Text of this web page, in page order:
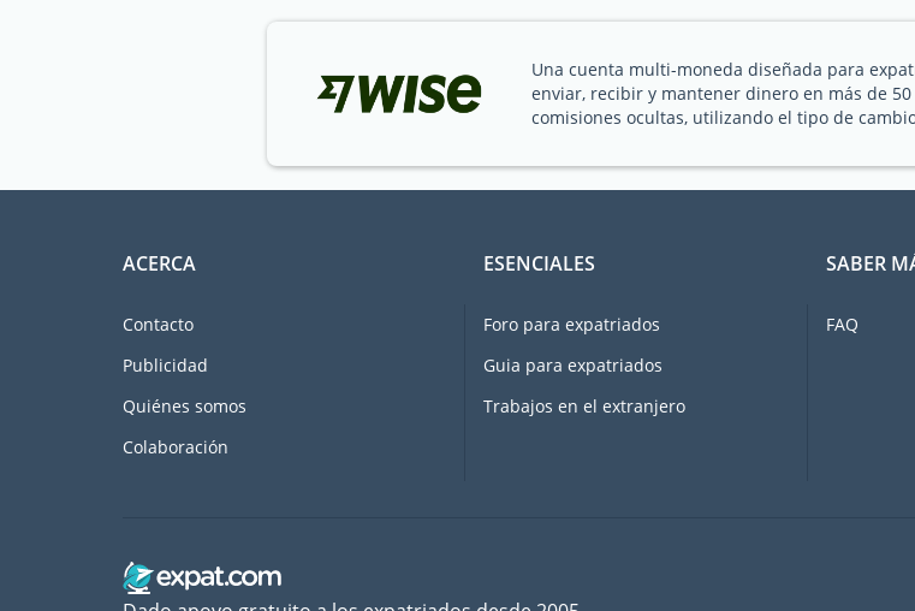
Una cuenta multi-moneda diseñada para
enviar, recibir y mantener dinero en más de
comisiones ocultas, utilizando el tipo de
ACERCA
Contacto
Publicidad
Quiénes somos
Colaboración
ESENCIALES
Foro para expatriados
Guia para expatriados
Trabajos en el extranjero
SABER
FAQ